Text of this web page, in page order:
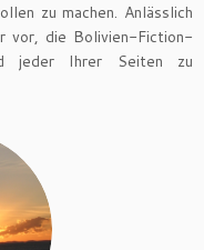
zu machen. Anlässlich
vor, die Bolivien-Fiction-
jeder Ihrer Seiten zu